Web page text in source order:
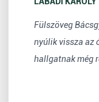
Fülszöveg
nyúlik vissza az
hallgatnak még